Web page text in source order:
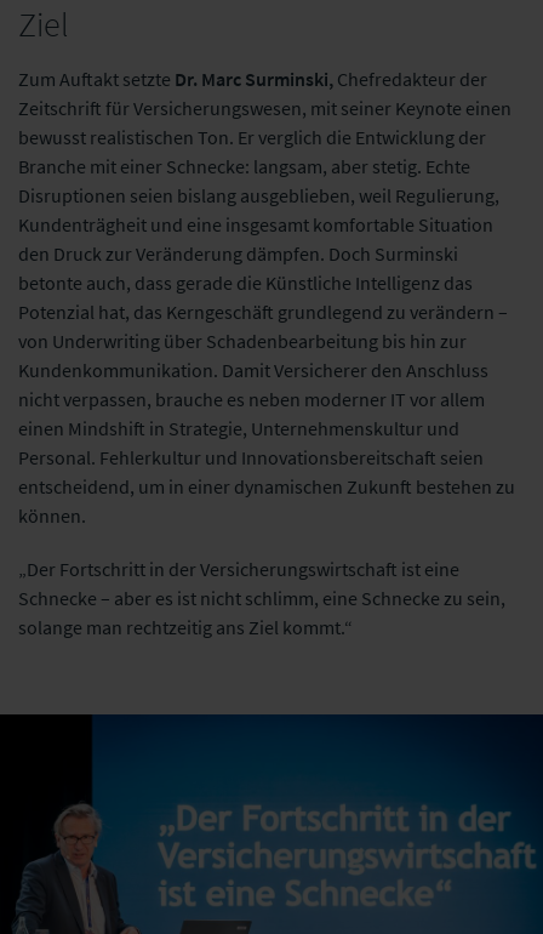
Ziel
Zum Auftakt setzte Dr. Marc Surminski, Chefredakteur der
Zeitschrift für Versicherungswesen, mit seiner Keynote einen
bewusst realistischen Ton. Er verglich die Entwicklung der
Branche mit einer Schnecke: langsam, aber stetig. Echte
Disruptionen seien bislang ausgeblieben, weil Regulierung,
Kundenträgheit und eine insgesamt komfortable Situation
den Druck zur Veränderung dämpfen. Doch Surminski
betonte auch, dass gerade die Künstliche Intelligenz das
Potenzial hat, das Kerngeschäft grundlegend zu verändern –
von Underwriting über Schadenbearbeitung bis hin zur
Kundenkommunikation. Damit Versicherer den Anschluss
nicht verpassen, brauche es neben moderner IT vor allem
einen Mindshift in Strategie, Unternehmenskultur und
Personal. Fehlerkultur und Innovationsbereitschaft seien
entscheidend, um in einer dynamischen Zukunft bestehen zu
können.
„Der Fortschritt in der Versicherungswirtschaft ist eine
Schnecke – aber es ist nicht schlimm, eine Schnecke zu sein,
solange man rechtzeitig ans Ziel kommt.“